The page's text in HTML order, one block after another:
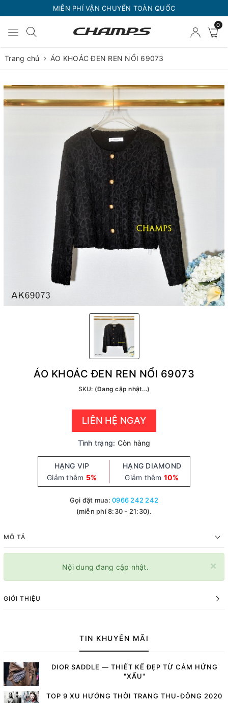
MIỄN PHÍ VẬN CHUYỂN TOÀN QUỐC
0
Trang chủ ÁO KHOÁC ĐEN REN NỔI 69073
ÁO KHOÁC ĐEN REN NỔI 69073
SKU: (Đang cập nhật...)
LIÊN HỆ NGAY
Tình trạng: Còn hàng
HẠNG VIP
Giảm thêm 5%
HẠNG DIAMOND
Giảm thêm 10%
Gọi đặt mua:0966 242 242
(miễn phí 8:30 - 21:30).
MÔ TẢ
×
Nội dung đang cập nhật.
GIỚI THIỆU
TIN KHUYẾN MÃI
DIOR SADDLE — THIẾT KẾ ĐẸP TỪ CẢM HỨNG
"XẤU"
TOP 9 XU HƯỚNG THỜI TRANG THU-ĐÔNG 2020